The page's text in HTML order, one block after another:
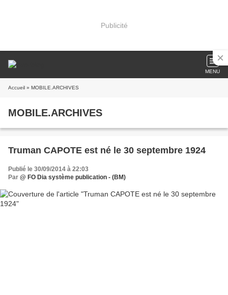
Publicité
MENU
Accueil » MOBILE.ARCHIVES
MOBILE.ARCHIVES
Truman CAPOTE est né le 30 septembre 1924
Publié le 30/09/2014 à 22:03
Par @ FO Dia système publication - (BM)